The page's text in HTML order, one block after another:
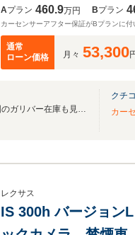
Aプラン 460.9万円 Bプラン
カーセンサーアフター保証がBプランに付
通常
ローン価格
月々 53,300
無料電話は24時間ご案内！！全国のガリバー在庫も見たい方は一括照会が可能です！
クチ
カー
レクサス
IS 300h バージョ